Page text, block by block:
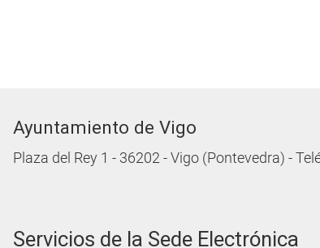
Ayuntamiento de Vigo
Plaza del Rey 1 - 36202 - Vigo (Pontevedra) -
Servicios de la Sede Electrónica